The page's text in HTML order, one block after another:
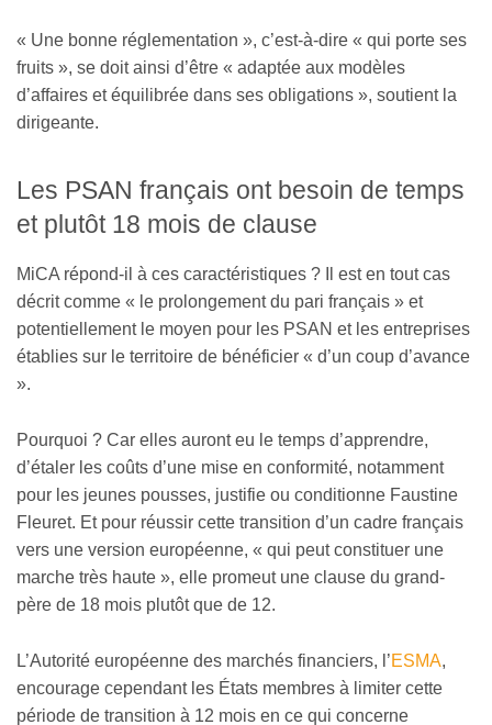
« Une bonne réglementation », c’est-à-dire « qui porte ses
fruits », se doit ainsi d’être « adaptée aux modèles
d’affaires et équilibrée dans ses obligations », soutient la
dirigeante.
Les PSAN français ont besoin de temps
et plutôt 18 mois de clause
MiCA répond-il à ces caractéristiques ? Il est en tout cas
décrit comme « le prolongement du pari français » et
potentiellement le moyen pour les PSAN et les entreprises
établies sur le territoire de bénéficier « d’un coup d’avance
».
Pourquoi ? Car elles auront eu le temps d’apprendre,
d’étaler les coûts d’une mise en conformité, notamment
pour les jeunes pousses, justifie ou conditionne Faustine
Fleuret. Et pour réussir cette transition d’un cadre français
vers une version européenne, « qui peut constituer une
marche très haute », elle promeut une clause du grand-
père de 18 mois plutôt que de 12.
L’Autorité européenne des marchés financiers, l’ESMA,
encourage cependant les États membres à limiter cette
période de transition à 12 mois en ce qui concerne